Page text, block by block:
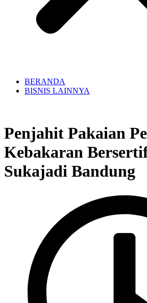
BERANDA
BISNIS LAINNYA
Penjahit Pakaian
Kebakaran
Sukajadi Bandung